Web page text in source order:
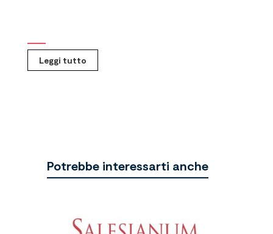
Leggi tutto
Potrebbe interessarti anche